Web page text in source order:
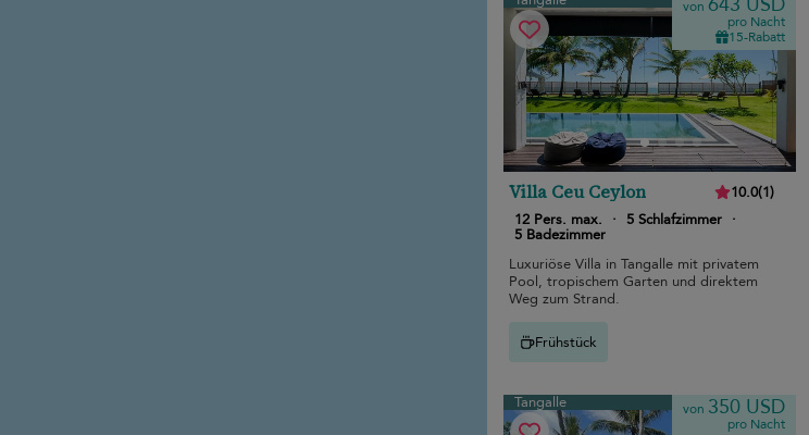
von
pro Nacht
15-Rabatt
Villa Ceu Ceylon 10.0(1)
12 Pers. max.
· 5 Schlafzimmer ·
5 Badezimmer
Luxuriöse Villa in Tangalle mit privatem
Pool, tropischem Garten und direktem
Weg zum Strand.
Frühstück
Tangalle von 350 USD
pro Nacht